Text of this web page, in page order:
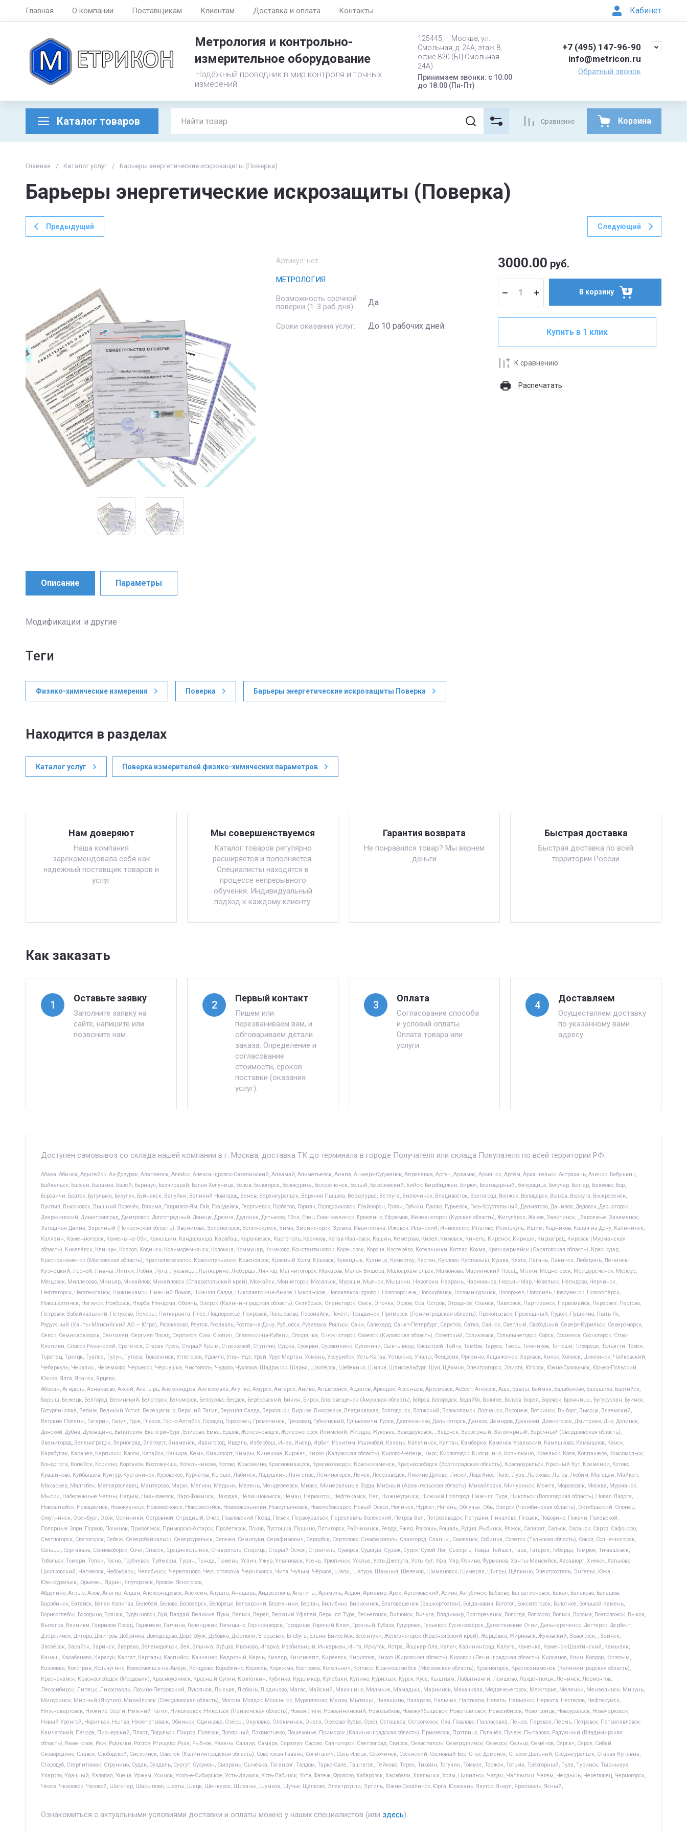
Главная О компании Поставщикам Клиентам Доставка и оплата Контакты Кабинет
Метрология и контрольно-
измерительное оборудование
Надёжный проводник в мир контроля и точных
измерений
125445, г. Москва, ул.
Смольная, д. 24А, этаж 8,
офис 820 (БЦ Смольная
24А)
Принимаем звонки: с 10:00
до 18:00 (Пн-Пт)
+7 (495) 147-96-90
info@metricon.ru
Обратный звонок
Каталог товаров Сравнение Корзина
Главная / Каталог услуг / Барьеры энергетические искрозащиты (Поверка)
Барьеры энергетические искрозащиты (Поверка)
Предыдущий Следующий
Артикул: нет
МЕТРОЛОГИЯ
Возможность срочной
поверки (1-3 раб.дня):
Да
Сроки оказания услуг: До 10 рабочих дней
3000.00 руб.
В корзину
Купить в 1 клик
К сравнению
Распечатать
Описание Параметры
Модификации: и другие
теги
Физико-химические измерения Поверка Барьеры энергетические искрозащиты Поверка
Находится в разделах
Каталог услуг Поверка измерителей физико-химических параметров
Нам доверяют
Наша компания
зарекомендовала себя как
надежный поставщик товаров и
услуг
Мы совершенствуемся
Каталог товаров регулярно
расширяется и пополняется.
Специалисты находятся в
процессе непрерывного
обучения. Индивидуальный
подход к каждому клиенту.
Гарантия возврата
Не понравился товар? Мы вернем
деньги
Быстрая доставка
Быстрая доставка по всей
территории России
Как заказать
1
Оставьте заявку
Заполните заявку на
сайте, напишите или
позвоните нам.
2
Первый контакт
Пишем или
перезваниваем вам, и
обговариваем детали
заказа. Определение и
согласование
стоимости, сроков
поставки (оказания
услуг).
3
Оплата
Согласование способа
и условий оплаты.
Оплата товара или
услуги.
4
Доставляем
Осуществляем доставку
по указанному вами
адресу.
Доступен самовывоз со склада нашей компании в г. Москва, доставка ТК до терминала в городе Получателя или склада Покупателя по всей территории РФ.
Абаза, Абинск, Адыгейск, Ак-Довурак, Алапаевск, Алейск, Александровск-Сахалинский, Алзамай, Альметьевск, Анапа, Анжеро-Судженск, Апрелевка, Аргун, Арзамас, Армянск, Артём, Архангельск, Астрахань, Ачинск, Бабушкин,
Байкальск, Баксан, Балахна, Балей, Барнаул, Бахчисарай, Белая Холуница, Белёв, Белогорск, Белокуриха, Белореченск, Белый, Берёзовский, Бийск, Биробиджан, Бирюч, Благодарный, Богородицк, Богучар, Болгар, Болохово, Бор,
Боровичи, Братск, Бугульма, Бузулук, Буйнакск, Валуйки, Великий Новгород, Венёв, Верхнеуральск, Верхняя Пышма, Верхотурье, Ветлуга, Вилючинск, Владивосток, Волгоград, Волжск, Володарск, Волхов, Воркута, Воскресенск,
Вуктыл, Высоковск, Вышний Волочёк, Вязьма, Гаврилов-Ям, Гай, Гвардейск, Георгиевск, Горбатов, Горняк, Городовиковск, Грайворон, Грязи, Губкин, Гуково, Гурьевск, Гусь-Хрустальный, Далматово, Данилов, Дедовск, Десногорск,
Дзержинский, Димитровград, Дмитровск, Долгопрудный, Донецк, Дрезна, Дудинка, Дятьково, Ейск, Елец, Еманжелинск, Ермолино, Ефремов, Железногорск (Курская область), Жигулёвск, Жуков, Завитинск, , Заволжье, Закаменск,
Западная Двина, Заречный (Пензенская область), Звенигово, Зеленогорск, Зеленокумск, Зима, Змеиногорск, Зуевка, Ивантеевка, Ижевск, Иланский, Иннополис, Ипатово, Исилькуль, Ишим, Кадников, Калач-на-Дону, Калининск,
Калязин, Каменногорск, Камень-на-Оби, Камышин, Кандалакша, Карабаш, Карачаевск, Каргополь, Касимов, Катав-Ивановск, Кашин, Кемерово, Кизел, Кимовск, Кинель, Киренск, Кириши, Кировград, Кировск (Мурманская
область), Киселёвск, Клинцы, Ковров, Кодинск, Козьмодемьянск, Коломна, Коммунар, Конаково, Константиновск, Кореновск, Короча, Костерёво, Котельники, Котлас, Кохма, Красноармейск (Саратовская область), Краснодар,
Краснознаменск (Московская область), Красноперекопск, Краснотурьинск, Красноярск, Красный Холм, Крымск, Кувандык, Кузнецк, Кумертау, Курган, Курлово, Куртамыш, Кушва, Кяхта, Лагань, Лакинск, Лебедянь, Ленинск-
Кузнецкий, Лесной, Ливны, Липки, Лобня, Луга, Луховицы, Лыткарино, Люберцы, Лянтор, Магнитогорск, Макаров, Малая Вишера, Малоархангельск, Мамоново, Мариинский Посад, Мглин, Медногорск, Междуреченск, Мелеуз,
Мещовск, Миллерово, Миньяр, Михайлов, Михайловск (Ставропольский край), Можайск, Мончегорск, Мосальск, Мураши, Мценск, Мышкин, Наволоки, Назрань, Нариманов, Нарьян-Мар, Невельск, Нелидово, Нерчинск,
Нефтегорск, Нефтеюганск, Нижнекамск, Нижний Ломов, Нижняя Салда, Николаевск-на-Амуре, Никольское, Новоалександровск, Нововоронеж, Новокубанск, Новомичуринск, Новоржев, Новосиль, Новоузенск, Новохопёрск,
Новошахтинск, Ногинск, Ноябрьск, Нюрба, Няндома, Обоянь, Озёрск (Калининградская область), Октябрьск, Оленегорск, Омск, Опочка, Орлов, Оса, Остров, Отрадное, Оханск, Павловск, Партизанск, Первомайск, Пересвет, Пестово,
Петровск-Забайкальский, Петухово, Печоры, Питкяранта, Плёс, Подпорожье, Покровск, Полысаево, Поронайск, Почеп, Правдинск, Приморск (Ленинградская область), Прокопьевск, Прохладный, Пудож, Пушкино, Пыть-Ях,
Радужный (Ханты-Мансийский АО – Югра), Рассказово, Реутов, Рославль, Ростов-на-Дону, Рубцовск, Рузаевка, Рыльск, Саки, Салехард, Санкт-Петербург, Саратов, Сатка, Саянск, Светлый, Свободный, Северо-Курильск, Североморск,
Севск, Семикаракорск, Сенгилей, Сергиев Посад, Серпухов, Сим, Скопин, Славянск-на-Кубани, Слюдянка, Снежногорск, Советск (Кировская область), Советский, Соликамск, Сольвычегодск, Сорск, Сосновка, Сосногорск, Спас-
Клепики, Спасск-Рязанский, Сретенск, Старая Русса, Старый Крым, Стрежевой, Ступино, Суджа, Суоярви, Суровикино, Сухиничи, Сыктывкар, Сясьстрой, Тайга, Тамбов, Таруса, Тверь, Темников, Тетюши, Тихорецк, Тольятти, Томск,
Торопец, Троицк, Туапсе, Тулун, Тутаев, Тюкалинск, Углегорск, Удомля, Улан-Удэ, Урай, Урус-Мартан, Усмань, Уссурийск, Усть-Катав, Устюжна, Учалы, Феодосия, Фрязино, Хадыженск, Харовск, Хилок, Холмск, Цимлянск, Чайковский,
Чебаркуль, Чекалин, Черемхово, Черкесск, Чернушка, Чистополь, Чудово, Чухлома, Шадринск, Шарья, Шахтёрск, Шебекино, Шилка, Шлиссельбург, Шуя, Щёкино, Электрогорск, Элиста, Югорск, Южно-Сухокумск, Юрьев-Польский,
Юхнов, Ялта, Яранск, Ярцево,
Абакан, Агидель, Азнакаево, Аксай, Алатырь, Александров, Алексеевка, Алупка, Амурск, Ангарск, Анива, Апшеронск, Ардатов, Аркадак, Арсеньев, Артёмовск, Асбест, Аткарск, Аша, Бавлы, Баймак, Балабаново, Балашиха, Балтийск,
Барыш, Бежецк, Белгород, Белинский, Белогорск, Беломорск, Белоусово, Бердск, Берёзовский, Бикин, Бирск, Благовещенск (Амурская область), Бобров, Богородск, Бодайбо, Бологое, Болхов, Борзя, Боровск, Бронницы, Бугуруслан, Буинск,
Бутурлиновка, Велиж, Великий Устюг, Верещагино, Верхний Тагил, Верхняя Салда, Верхоянск, Видное, Вихоревка, Владикавказ, Волгодонск, Волжский, Волоколамск, Волчанск, Воронеж, Воткинск, Выборг, Высоцк, Вяземский,
Вятские Поляны, Гагарин, Галич, Гдов, Глазов, Горно-Алтайск, Городец, Гороховец, Гремячинск, Грязовец, Губкинский, Гулькевичи, Гусев, Давлеканово, Дальнегорск, Данков, Демидов, Джанкой, Дивногорск, Дмитриев, Дно, Долинск,
Донской, Дубна, Духовщина, Евпатория, Екатеринбург, Елизово, Емва, Ершов, Железноводск, Железногорск-Илимский, Жиздра, Жуковка, Заводоуковск, , Задонск, Заозёрный, Заполярный, Заречный (Свердловская область),
Звенигород, Зеленоградск, Зерноград, Златоуст, Знаменск, Ивангород, Ивдель, Избербаш, Инза, Инсар, Ирбит, Искитим, Ишимбай, Казань, Калачинск, Калтан, Камбарка, Каменск-Уральский, Камешково, Камышлов, Канск,
Карабулак, Карачев, Карпинск, Касли, Катайск, Кашира, Кемь, Кизилюрт, Кимры, Кинешма, Киржач, Киров (Калужская область), Кирово-Чепецк, Кирс, Кисловодск, Княгинино, Ковылкино, Козельск, Кола, Колпашево, Комсомольск,
Кондопога, Копейск, Коркино, Корсаков, Костомукша, Котельниково, Котово, Красавино, Красновишерск, Краснозаводск, Краснокаменск, Краснослободск (Волгоградская область), Красноуральск, Красный Кут, Кремёнки, Кстово,
Кувшиново, Куйбышев, Кунгур, Курганинск, Куровское, Курчатов, Кызыл, Лабинск, Ладушкин, Лангепас, Лениногорск, Ленск, Лесозаводск, Ликино-Дулёво, Лиски, Лодейное Поле, Луза, Лысково, Льгов, Любим, Магадан, Майкоп,
Макарьев, Малгобек, Малоярославец, Мантурово, Маркс, Мегион, Медынь, Мезень, Менделеевск, Миасс, Минеральные Воды, Мирный (Архангельская область), Михайловка, Мичуринск, Можга, Морозовск, Москва, Мурманск,
Мыски, Набережные Челны, Надым, Называевск, Наро-Фоминск, Находка, Невинномысск, Неман, Нерюнгри, Нефтекамск, Нея, Нижнеудинск, Нижний Новгород, Нижняя Тура, Никольск (Вологодская область), Новая Ладога,
Новоалтайск, Новодвинск, Новокузнецк, Новомосковск, Новороссийск, Новосокольники, Новоульяновск, Новочебоксарск, Новый Оскол, Нолинск, Нурлат, Нягань, Облучье, Обь, Озёрск (Челябинская область), Октябрьский, Олонец,
Омутнинск, Оренбург, Орск, Осинники, Островной, Отрадный, Очёр, Павловский Посад, Певек, Первоуральск, Переславль-Залесский, Петров Вал, Петрозаводск, Петушки, Пикалёво, Плавск, Поворино, Покачи, Полевской,
Полярные Зори, Порхов, Починок, Приволжск, Приморско-Ахтарск, Пролетарск, Псков, Пустошка, Пущино, Пятигорск, Райчихинск, Ревда, Ржев, Россошь, Рошаль, Рудня, Рыбинск, Ряжск, Салават, Сальск, Саранск, Саров, Сафоново,
Светлогорск, Светогорск, Себеж, Северобайкальск, Североуральск, Сегежа, Семилуки, Серафимович, Сердобск, Сертолово, Симферополь, Славгород, Сланцы, Смоленск, Собинка, Советск (Тульская область), Сокол, Солнечногорск,
Сольцы, Сортавала, Сосновоборск, Сочи, Спасск, Среднеколымск, Ставрополь, Старица, Старый Оскол, Строитель, Суворов, Судогда, Сураж, Сурск, Сухой Лог, Сысерть, Тавда, Тайшет, Тара, Татарск, Теберда, Темрюк, Тимашёвск,
Тобольск, Томари, Топки, Тосно, Трубчевск, Туймазы, Туран, Тында, Тюмень, Углич, Ужур, Ульяновск, Урень, Урюпинск, Усолье, Усть-Джегута, Усть-Кут, Уфа, Уяр, Фокино, Фурманов, Ханты-Мансийск, Хасавюрт, Химки, Хотьково,
Циолковский, Чапаевск, Чебоксары, Челябинск, Черепаново, Черноголовка, Черняховск, Чита, Чулым, Чёрмоз, Шали, Шатура, Шахунья, Шелехов, Шимановск, Шумерля, Щигры, Щёлкино, Электросталь, Энгельс, Южа,
Южноуральск, Юрьевец, Ядрин, Ялуторовск, Яровое, Ясногорск,
Абдулино, Агрыз, Азов, Алагир, Алдан, Александровск, Алексин, Алушта, Анадырь, Андреаполь, Апатиты, Арамиль, Ардон, Армавир, Арск, Артёмовский, Асино, Ахтубинск, Бабаево, Багратионовск, Бакал, Балаково, Балашов,
Барабинск, Батайск, Белая Калитва, Белебей, Белово, Белозерск, Белорецк, Белоярский, Березники, Беслан, Билибино, Бирюсинск, Благовещенск (Башкортостан), Богданович, Боготол, Бокситогорск, Болотное, Большой Камень,
Борисоглебск, Бородино, Брянск, Будённовск, Буй, Валдай, Великие Луки, Вельск, Верея, Верхний Уфалей, Верхняя Тура, Весьегонск, Вилюйск, Вичуга, Владимир, Волгореченск, Вологда, Волосово, Вольск, Ворсма, Всеволожск, Выкса,
Вытегра, Вязники, Гаврилов Посад, Гаджиево, Гатчина, Геленджик, Голицыно, Горнозаводск, Городище, Горячий Ключ, Грозный, Губаха, Гудермес, Гурьевск, Гусиноозёрск, Дагестанские Огни, Дальнереченск, Дегтярск, Дербент,
Дзержинск, Дигора, Дмитров, Добрянка, Домодедово, Дорогобуж, Дубовка, Дюртюли, Егорьевск, Елабуга, Ельня, Енисейск, Ессентуки, Железногорск (Красноярский край), Жердевка, Жирновск, Жуковский, Заволжск, , Заинск,
Заозёрск, Зарайск, Заринск, Зверево, Зеленодольск, Зея, Злынка, Зубцов, Иваново, Игарка, Изобильный, Инкерман, Инта, Иркутск, Истра, Йошкар-Ола, Калач, Калининград, Калуга, Каменка, Каменск-Шахтинский, Камызяк,
Канаш, Карабаново, Карасук, Каргат, Карталы, Каспийск, Качканар, Кедровый, Керчь, Кизляр, Кингисепп, Киреевск, Кириллов, Киров (Кировская область), Кировск (Ленинградская область), Кирсанов, Клин, Ковдор, Когалым,
Козловка, Кологрив, Кольчугино, Комсомольск-на-Амуре, Кондрово, Кораблино, Королёв, Коряжма, Кострома, Котельнич, Котовск, Красноармейск (Московская область), Красногорск, Краснознаменск (Калининградская область),
Краснокамск, Краснослободск (Мордовия), Красноуфимск, Красный Сулин, Кропоткин, Кубинка, Кудымкар, Кулебаки, Купино, Курильск, Курск, Куса, Кыштым, Лабытнанги, Лаишево, Лахденпохья, Ленинск, Лермонтов,
Лесосибирск, Липецк, Лихославль, Лосино-Петровский, Лукоянов, Лысьва, Любань, Людиново, Магас, Майский, Макушино, Малмыж, Мамадыш, Мариинск, Махачкала, Медвежьегорск, Межгорье, Меленки, Мензелинск, Микунь,
Минусинск, Мирный (Якутия), Михайловск (Свердловская область), Могоча, Моздок, Моршанск, Муравленко, Муром, Мытищи, Навашино, Назарово, Нальчик, Нарткала, Невель, Невьянск, Нерехта, Нестеров, Нефтекумск,
Нижневартовск, Нижние Серги, Нижний Тагил, Николаевск, Никольск (Пензенская область), Новая Ляля, Новоаннинский, Новозыбков, Новокуйбышевск, Новопавловск, Новосибирск, Новотроицк, Новоуральск, Новочеркасск,
Новый Уренгой, Норильск, Нытва, Нязепетровск, Обнинск, Одинцово, Озёры, Окуловка, Олёкминск, Онега, Орехово-Зуево, Орёл, Осташков, Острогожск, Оха, Павлово, Палласовка, Пенза, Перевоз, Пермь, Петровск, Петропавловск-
Камчатский, Печора, Пионерский, Пласт, Подольск, Покров, Полесск, Полярный, Похвистнево, Пошехонье, Приморск (Калининградская область), Приозерск, Протвино, Пугачёв, Пучеж, Пыталово, Радужный (Владимирская
область), Раменское, Реж, Родники, Ростов, Ртищево, Руза, Рыбное, Рязань, Салаир, Самара, Сарапул, Сасово, Саяногорск, Светлоград, Свирск, Севастополь, Северодвинск, Северск, Сельцо, Семёнов, Сергач, Серов, Сибай,
Сковородино, Славск, Слободской, Снежинск, Советск (Калининградская область), Советская Гавань, Солигалич, Соль-Илецк, Сорочинск, Сосенский, Сосновый Бор, Спас-Деменск, Спасск-Дальний, Среднеуральск, Старая Купавна,
Стародуб, Стерлитамак, Струнино, Судак, Суздаль, Сургут, Сусуман, Сызрань, Сычёвка, Таганрог, Талдом, Тарко-Сале, Таштагол, Тейково, Терек, Тихвин, Тогучин, Томмот, Торжок, Тотьма, Трёхгорный, Тула, Туринск, Тырныауз,
Уварово, Удачный, Узловая, Унеча, Уржум, Усинск, Усолье-Сибирское, Усть-Илимск, Усть-Лабинск, Ухта, Фатеж, Фролово, Хабаровск, Харабали, Хвалынск, Холм, Цивильск, Чадан, Чаплыгин, Чегем, Чердынь, Череповец, Черногорск,
Чехов, Чкаловск, Чусовой, Шагонар, Шарыпово, Шахты, Шацк, Шенкурск, Шиханы, Шумиха, Щучье, Щёлково, Электроугли, Эртиль, Южно-Сахалинск, Юрга, Юрюзань, Якутск, Янаул, Ярославль, Ясный,
Ознакомиться с актуальными условиями доставки и оплаты можно у наших специалистов (или здесь).